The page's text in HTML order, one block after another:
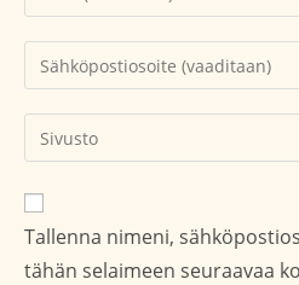
nimesi
tai
käyttäjätunnuksesi
Kirjoita
sähköpostiosoitteesi
kommentoidaksesi
Kirjoita
sivustosi
verkko-
osoite/URL
(valinnainen)
Tallenna nimeni,
tähän selaimeen seuraavaa